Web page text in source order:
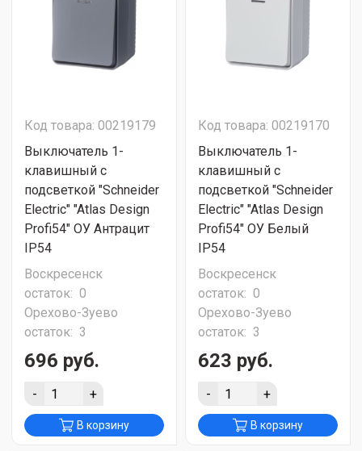
Код товара: 00219179
Выключатель 1-
клавишный с
подсветкой "Schneider
Electric" "Atlas Design
Profi54" ОУ Антрацит
IP54
Воскресенск
остаток: 0
Орехово-Зуево
остаток: 3
696 руб.
- +
В корзину
Код товара: 00219170
Выключатель 1-
клавишный с
подсветкой "Schneider
Electric" "Atlas Design
Profi54" ОУ Белый
IP54
Воскресенск
остаток: 0
Орехово-Зуево
остаток: 3
623 руб.
- +
В корзину